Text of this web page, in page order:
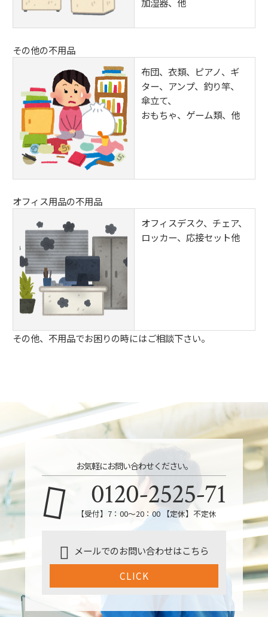
その他の不用品
布団、衣類、ピアノ、ギ
ター、アンプ、釣り竿、
傘立て、
おもちゃ、ゲーム類、他
オフィス用品の不用品
オフィスデスク、チェア、
ロッカー、応接セット他
その他、不用品でお困りの時にはご相談下さい。
お気軽にお問い合わせください。
0120-2525-71
【受付】7：00～20：00 【定休】不定休
メールでのお問い合わせはこちら
CLICK